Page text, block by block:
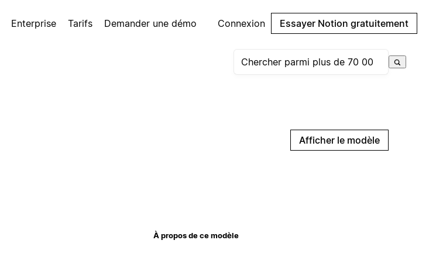
Enterprise Tarifs Demander une démo Connexion Essayer Notion gratuitement
Afficher le modèle
À propos de ce modèle